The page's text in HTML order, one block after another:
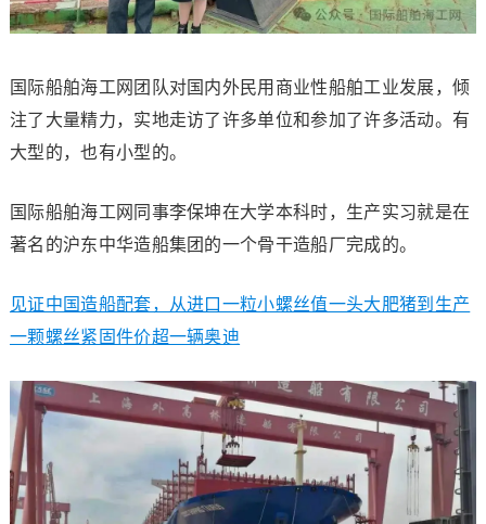
国际船舶海工网团队对国内外民用商业性船舶工业发展，倾
注了大量精力，实地走访了许多单位和参加了许多活动。有
大型的，也有小型的。
国际船舶海工网同事李保坤在大学本科时，生产实习就是在
著名的沪东中华造船集团的一个骨干造船厂完成的。
见证中国造船配套，从进口一粒小螺丝值一头大肥猪到生产
一颗螺丝紧固件价超一辆奥迪